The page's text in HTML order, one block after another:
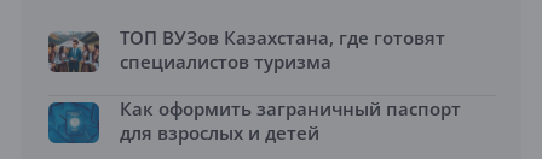
ТОП ВУЗов Казахстана, где готовят
специалистов туризма
Как оформить заграничный паспорт
для взрослых и детей